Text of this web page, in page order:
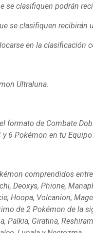
se clasifiquen podrán
se clasifiquen recibirán
en la clasificación
Ultraluna
formato de Combate
y 6 Pokémon en tu
comprendidos
Deoxys, Phione,
Hoopa, Volcanion,
de 2 Pokémon de la
Palkia, Giratina,